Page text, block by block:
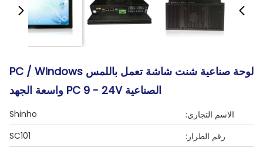
لوحة صناعية شنت شاشة تعمل باللمس PC / Windows
الصناعية PC 9 - 24V واسعة الجهد
الاسم التجاري:
Shinho
رقم الطراز:
SC101